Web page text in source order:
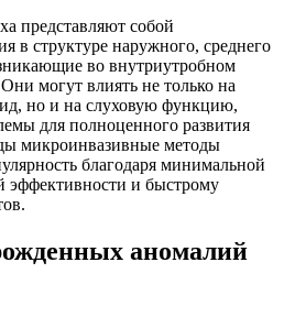
представляют собой
в структуре наружного, среднего
во внутриутробном
могут влиять не только на
но и на слуховую функцию,
для полноценного развития
микроинвазивные методы
благодаря минимальной
эффективности и быстрому
аномалий